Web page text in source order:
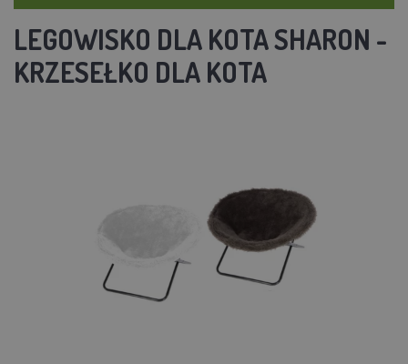
LEGOWISKO DLA KOTA SHARON -
KRZESEŁKO DLA KOTA